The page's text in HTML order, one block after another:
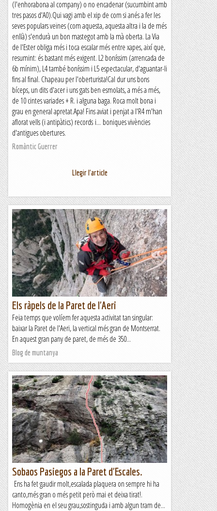
(l'enhorabona al company) o no encadenar (sucumbint amb
tres pasos d'A0).Qui vagi amb el xip de com si anés a fer les
seves populars veïnes (com aquesta, aquesta altra i la de més
enllà) s'endurà un bon mastegot amb la mà oberta. La Via
de l'Ester obliga més i toca escalar més entre xapes, així que,
resumint: és bastant més exigent. L2 boníssim (arrencada de
6b mínim), L4 també boníssim i L5 espectacular, d'aguantar-li
fins al final. Chapeau per l'oberturista!Cal dur uns bons
bíceps, un dits d'acer i uns gats ben esmolats, a més a més,
de 10 cintes variades + R. i alguna baga. Roca molt bona i
grau en general apretat.Apa! Fins aviat i penjat a l'R4 m'han
aflorat vells (i antipàtics) records i... boniques vivències
d'antigues obertures.
Romàntic Guerrer
Llegir l'article
Els ràpels de la Paret de l'Aeri
Feia temps que volíem fer aquesta activitat tan singular:
baixar la Paret de l'Aeri, la vertical més gran de Montserrat.
En aquest gran pany de paret, de més de 350...
Blog de muntanya
Sobaos Pasiegos a la Paret d'Escales.
Ens ha fet gaudir molt,escalada plaquera on sempre hi ha
canto,més gran o més petit però mai et deixa tirat!.
Homogènia en el seu grau,sostinguda i amb algun tram de...